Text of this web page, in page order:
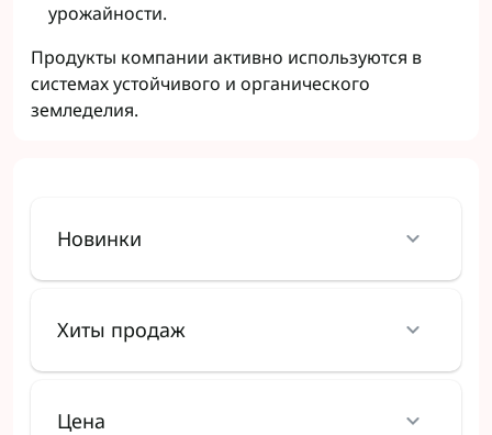
урожайности.
Продукты компании активно используются в
системах устойчивого и органического
земледелия.
Новинки
Хиты продаж
Цена